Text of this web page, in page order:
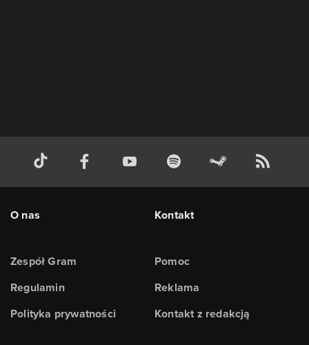
O nas
Zespół Gram
Regulamin
Polityka prywatności
Kontakt
Pomoc
Reklama
Kontakt z redakcją